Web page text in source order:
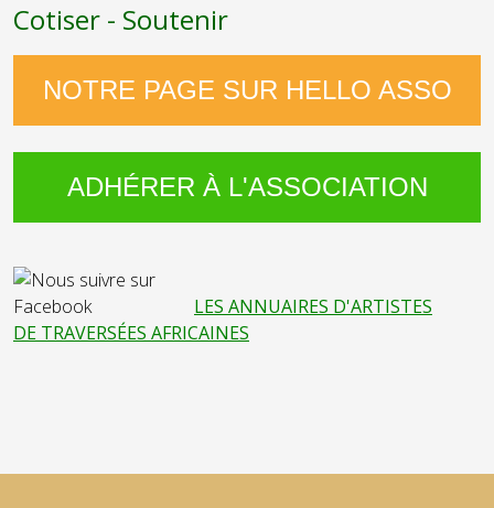
Cotiser - Soutenir
NOTRE PAGE SUR HELLO ASSO
ADHÉRER À L'ASSOCIATION
LES ANNUAIRES D'ARTISTES
DE TRAVERSÉES AFRICAINES